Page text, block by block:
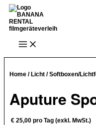
Zum
Inhalt
springen
Main
Menu
Home / Licht /Softboxen/
Aputure
€ 25,00 pro Tag (exkl. MwSt.)